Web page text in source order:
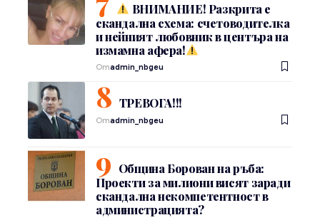
ВНИМАНИЕ! Разкрита е
скандална схема: счетоводителка
и нейният любовник в центъра на
измамна афера!
Отadmin_nbgeu
ТРЕВОГА!!!
Отadmin_nbgeu
Община Борован на ръба:
Проекти за милиони висят заради
скандална некомпетентност в
администрацията?